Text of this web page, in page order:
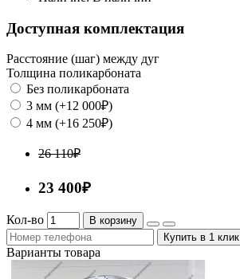
Доступная комплектация
Расстояние (шаг) между дуг
Толщина поликарбоната
Без поликарбоната
3 мм (+12 000₽)
4 мм (+16 250₽)
26 110₽
23 400₽
Кол-во
В корзину
Купить в 1 клик
Варианты товара